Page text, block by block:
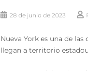
28 de junio de 2023
Nueva York es una de
llegan a territorio